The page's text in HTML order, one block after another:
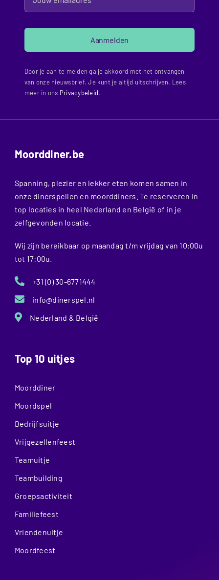
Aanmelden
Door je aan te melden ga je akkoord met het ontvangen
van onze nieuwsbrief. Je kunt je altijd uitschrijven. Lees
meer in ons Privacybeleid.
Moorddiner.be
Spanning, plezier en lekker eten komen samen in
onze dinerspellen en moorddiners. Te reserveren in
top locaties in heel Nederland en België of in je
zelfgevonden locatie.
Wij zijn bereikbaar op maandag t/m vrijdag van 10:00u
tot 17:00u.
+31 (0) 30-6771444
info@dinerspel.nl
Nederland & België
Top 10 uitjes
Moorddiner
Moordspel
Bedrijfsuitje
Vrijgezellenfeest
Teamuitje
Teambuilding
Groepsactiviteit
Familiefeest
Vriendenuitje
Moordfeest